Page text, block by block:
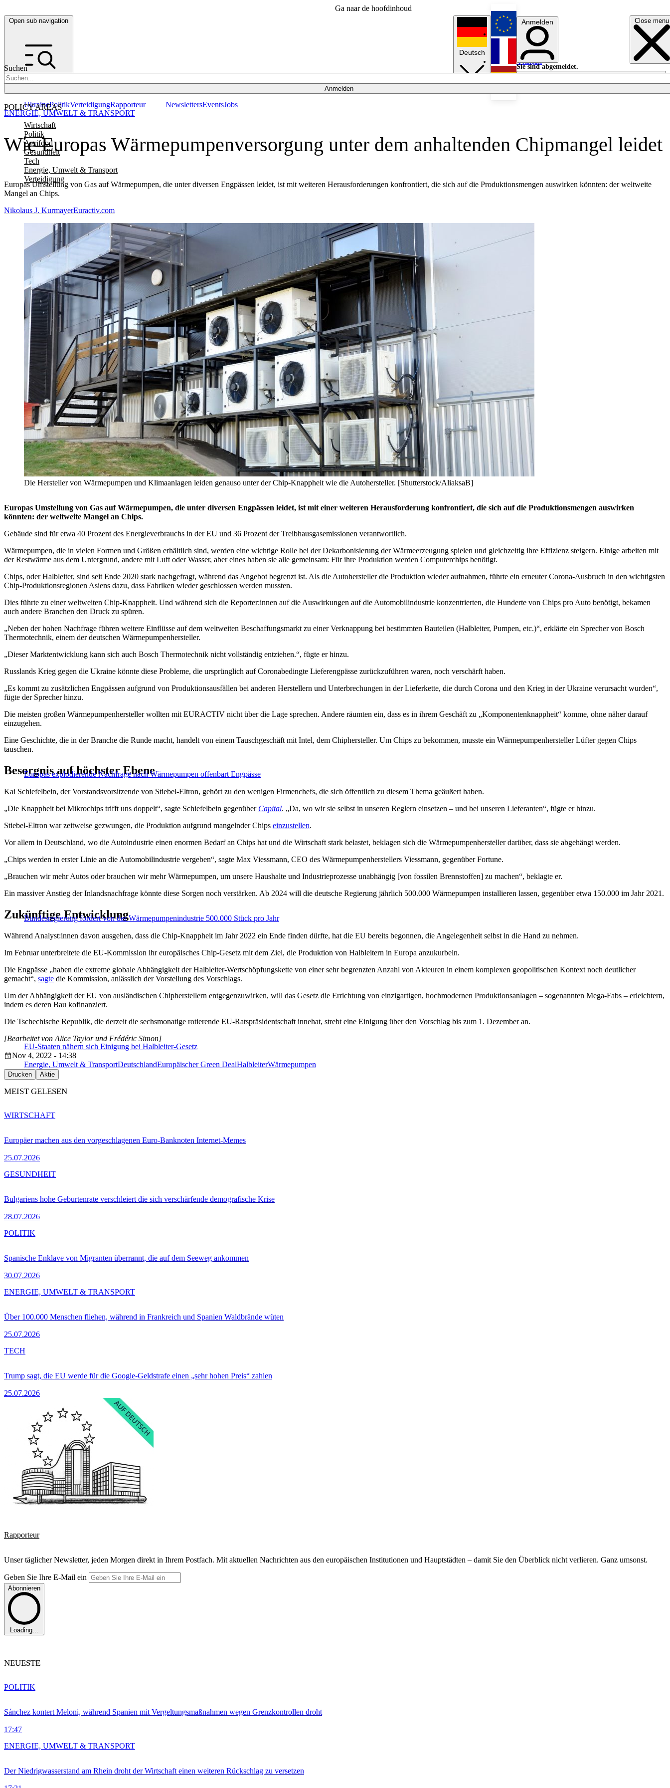
Ga naar de hoofdinhoud
Open sub navigation Close menu
Suchen
Anmelden
POLICY AREAS
Wirtschaft
Politik
Agrifood
Gesundheit
Tech
Energie, Umwelt & Transport
Verteidigung
UkrainePolitikVerteidigungRapporteur NewslettersEventsJobs
Deutsch
English
Français
Anmelden
Sie sind abgemeldet.
Anmelden
Licht aus
Wie Europas Wärmepumpenversorgung unter dem anhaltenden Chipmangel leidet
Europas Umstellung von Gas auf Wärmepumpen, die unter diversen Engpässen leidet, ist mit weiteren Herausforderungen konfrontiert, die sich auf die Produktionsmengen auswirken könnten: der weltweite
Mangel an Chips.
ENERGIE, UMWELT & TRANSPORT
Nikolaus J. KurmayerEuractiv.com
Die Hersteller von Wärmepumpen und Klimaanlagen leiden genauso unter der Chip-Knappheit wie die Autohersteller. [Shutterstock/AliaksaB]
Europas Umstellung von Gas auf Wärmepumpen, die unter diversen Engpässen leidet, ist mit einer weiteren Herausforderung konfrontiert, die sich auf die Produktionsmengen auswirken
könnten: der weltweite Mangel an Chips.
Gebäude sind für etwa 40 Prozent des Energieverbrauchs in der EU und 36 Prozent der Treibhausgasemissionen verantwortlich.
Wärmepumpen, die in vielen Formen und Größen erhältlich sind, werden eine wichtige Rolle bei der Dekarbonisierung der Wärmeerzeugung spielen und gleichzeitig ihre Effizienz steigern. Einige arbeiten mit
der Restwärme aus dem Untergrund, andere mit Luft oder Wasser, aber eines haben sie alle gemeinsam: Für ihre Produktion werden Computerchips benötigt.
Chips, oder Halbleiter, sind seit Ende 2020 stark nachgefragt, während das Angebot begrenzt ist. Als die Autohersteller die Produktion wieder aufnahmen, führte ein erneuter Corona-Ausbruch in den wichtigsten
Chip-Produktionsregionen Asiens dazu, dass Fabriken wieder geschlossen werden mussten.
Dies führte zu einer weltweiten Chip-Knappheit. Und während sich die Reporter:innen auf die Auswirkungen auf die Automobilindustrie konzentrierten, die Hunderte von Chips pro Auto benötigt, bekamen
auch andere Branchen den Druck zu spüren.
„Neben der hohen Nachfrage führen weitere Einflüsse auf dem weltweiten Beschaffungsmarkt zu einer Verknappung bei bestimmten Bauteilen (Halbleiter, Pumpen, etc.)“, erklärte ein Sprecher von Bosch
Thermotechnik, einem der deutschen Wärmepumpenhersteller.
„Dieser Marktentwicklung kann sich auch Bosch Thermotechnik nicht vollständig entziehen.“, fügte er hinzu.
Russlands Krieg gegen die Ukraine könnte diese Probleme, die ursprünglich auf Coronabedingte Lieferengpässe zurückzuführen waren, noch verschärft haben.
„Es kommt zu zusätzlichen Engpässen aufgrund von Produktionsausfällen bei anderen Herstellern und Unterbrechungen in der Lieferkette, die durch Corona und den Krieg in der Ukraine verursacht wurden“,
fügte der Sprecher hinzu.
Die meisten großen Wärmepumpenhersteller wollten mit EURACTIV nicht über die Lage sprechen. Andere räumten ein, dass es in ihrem Geschäft zu „Komponentenknappheit“ komme, ohne näher darauf
einzugehen.
Eine Geschichte, die in der Branche die Runde macht, handelt von einem Tauschgeschäft mit Intel, dem Chiphersteller. Um Chips zu bekommen, musste ein Wärmepumpenhersteller Lüfter gegen Chips
tauschen.
Europas explodierende Nachfrage nach Wärmepumpen offenbart Engpässe
Besorgnis auf höchster Ebene
Kai Schiefelbein, der Vorstandsvorsitzende von Stiebel-Eltron, gehört zu den wenigen Firmenchefs, die sich öffentlich zu diesem Thema geäußert haben.
„Die Knappheit bei Mikrochips trifft uns doppelt“, sagte Schiefelbein gegenüber Capital. „Da, wo wir sie selbst in unseren Reglern einsetzen – und bei unseren Lieferanten“, fügte er hinzu.
Stiebel-Eltron war zeitweise gezwungen, die Produktion aufgrund mangelnder Chips einzustellen.
Vor allem in Deutschland, wo die Autoindustrie einen enormen Bedarf an Chips hat und die Wirtschaft stark belastet, beklagen sich die Wärmepumpenhersteller darüber, dass sie abgehängt werden.
„Chips werden in erster Linie an die Automobilindustrie vergeben“, sagte Max Viessmann, CEO des Wärmepumpenherstellers Viessmann, gegenüber Fortune.
„Brauchen wir mehr Autos oder brauchen wir mehr Wärmepumpen, um unsere Haushalte und Industrieprozesse unabhängig [von fossilen Brennstoffen] zu machen“, beklagte er.
Ein massiver Anstieg der Inlandsnachfrage könnte diese Sorgen noch verstärken. Ab 2024 will die deutsche Regierung jährlich 500.000 Wärmepumpen installieren lassen, gegenüber etwa 150.000 im Jahr 2021.
Bundesregierung fordert von der Wärmepumpenindustrie 500.000 Stück pro Jahr
Zukünftige Entwicklung
Während Analyst:innen davon ausgehen, dass die Chip-Knappheit im Jahr 2022 ein Ende finden dürfte, hat die EU bereits begonnen, die Angelegenheit selbst in die Hand zu nehmen.
Im Februar unterbreitete die EU-Kommission ihr europäisches Chip-Gesetz mit dem Ziel, die Produktion von Halbleitern in Europa anzukurbeln.
Die Engpässe „haben die extreme globale Abhängigkeit der Halbleiter-Wertschöpfungskette von einer sehr begrenzten Anzahl von Akteuren in einem komplexen geopolitischen Kontext noch deutlicher
gemacht“, sagte die Kommission, anlässlich der Vorstellung des Vorschlags.
Um der Abhängigkeit der EU von ausländischen Chipherstellern entgegenzuwirken, will das Gesetz die Errichtung von einzigartigen, hochmodernen Produktionsanlagen – sogenannten Mega-Fabs – erleichtern,
indem es deren Bau kofinanziert.
Die Tschechische Republik, die derzeit die sechsmonatige rotierende EU-Ratspräsidentschaft innehat, strebt eine Einigung über den Vorschlag bis zum 1. Dezember an.
EU-Staaten nähern sich Einigung bei Halbleiter-Gesetz
[Bearbeitet von Alice Taylor und Frédéric Simon]
Nov 4, 2022 - 14:38
Energie, Umwelt & TransportDeutschlandEuropäischer Green DealHalbleiterWärmepumpen
Drucken Aktie
MEIST GELESEN
Europäer machen aus den vorgeschlagenen Euro-Banknoten Internet-Memes
25.07.2026
WIRTSCHAFT
Bulgariens hohe Geburtenrate verschleiert die sich verschärfende demografische Krise
28.07.2026
GESUNDHEIT
Spanische Enklave von Migranten überrannt, die auf dem Seeweg ankommen
30.07.2026
POLITIK
Über 100.000 Menschen fliehen, während in Frankreich und Spanien Waldbrände wüten
25.07.2026
ENERGIE, UMWELT & TRANSPORT
Trump sagt, die EU werde für die Google-Geldstrafe einen „sehr hohen Preis“ zahlen
25.07.2026
TECH
Rapporteur
Unser täglicher Newsletter, jeden Morgen direkt in Ihrem Postfach. Mit aktuellen Nachrichten aus den europäischen Institutionen und Hauptstädten – damit Sie den Überblick nicht verlieren. Ganz umsonst.
Geben Sie Ihre E-Mail ein
Abonnieren
Loading...
NEUESTE
Sánchez kontert Meloni, während Spanien mit Vergeltungsmaßnahmen wegen Grenzkontrollen droht
17:47
POLITIK
Der Niedrigwasserstand am Rhein droht der Wirtschaft einen weiteren Rückschlag zu versetzen
ENERGIE, UMWELT & TRANSPORT